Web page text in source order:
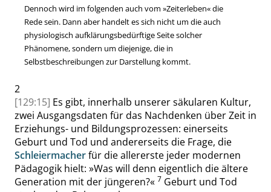
Dennoch wird im folgenden auch vom »Zeiterleben«die
Rede sein. Dann aber handelt es sich nicht um die auch
physiologisch aufklärungsbedürftige Seite solcher
Phänomene, sondern um diejenige, die in
Selbstbeschreibungen zur Darstellung kommt.
2
[129:15] Es gibt, innerhalb unserer säkularen Kultur,
zwei Ausgangsdaten für das Nachdenken über Zeit in
Erziehungs- und Bildungsprozessen: einerseits
Geburt und Tod und andererseits die Frage, die
Schleiermacherfür die allererste jeder modernen
Pädagogik hielt: »Was will denn eigentlich die ältere
Generation mit der jüngeren?« 7 Geburt und Tod